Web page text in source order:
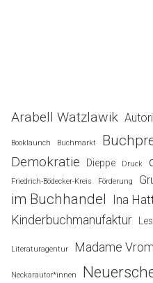
Arabell Watzlawik
Booklaunch Buchmarkt
Demokratie Dieppe Druck
Friedrich-Bödecker-Kreis
Förderung
im Buchhandel Ina
Kinderbuchmanufaktur
Literaturagentur Madame
Neckarautor*innen